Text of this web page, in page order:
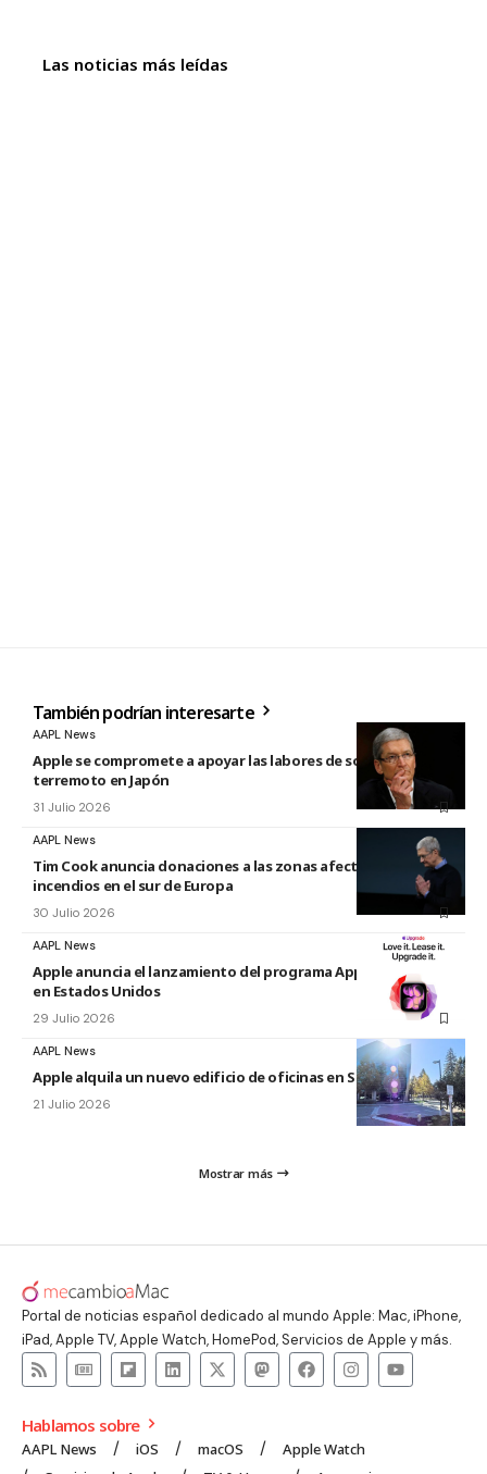
Las noticias más leídas
También podrían interesarte
AAPL News
Apple se compromete a apoyar las labores de socorro tras el
terremoto en Japón
31 Julio 2026
AAPL News
Tim Cook anuncia donaciones a las zonas afectadas por los
incendios en el sur de Europa
30 Julio 2026
AAPL News
Apple anuncia el lanzamiento del programa Apple Upgrade
en Estados Unidos
29 Julio 2026
AAPL News
Apple alquila un nuevo edificio de oficinas en Sunnyvale
21 Julio 2026
Mostrar más
Portal de noticias español dedicado al mundo Apple: Mac, iPhone,
iPad, Apple TV, Apple Watch, HomePod, Servicios de Apple y más.
Hablamos sobre
AAPL News iOS macOS
Apple Watch